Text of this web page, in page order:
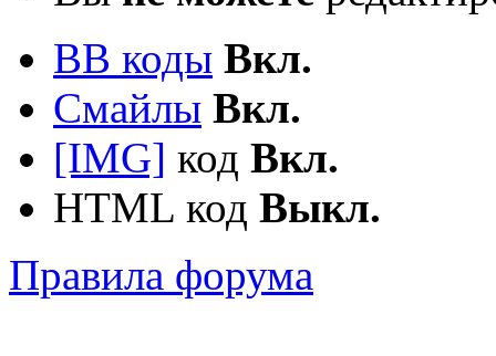
BB коды Вкл.
Смайлы Вкл.
[IMG] код Вкл.
HTML код Выкл.
Правила форума